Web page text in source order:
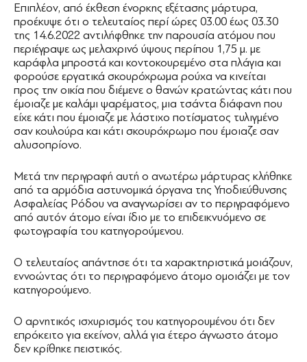
Επιπλέον, από έκθεση ένορκης εξέτασης μάρτυρα,
προέκυψε ότι ο τελευταίος περί ώρες 03.00 έως 03.30
της 14.6.2022 αντιλήφθηκε την παρουσία ατόμου που
περιέγραψε ως μελαχρινό ύψους περίπου 1,75 μ. με
καράφλα μπροστά και κοντοκουρεμένο στα πλάγια και
φορούσε εργατικά σκουρόχρωμα ρούχα να κινείται
προς την οικία που διέμενε ο θανών κρατώντας κάτι που
έμοιαζε με καλάμι ψαρέματος, μια τσάντα διάφανη που
είχε κάτι που έμοιαζε με λάστιχο ποτίσματος τυλιγμένο
σαν κουλούρα και κάτι σκουρόχρωμο που έμοιαζε σαν
αλυσοπρίονο.
Μετά την περιγραφή αυτή ο ανωτέρω μάρτυρας κλήθηκε
από τα αρμόδια αστυνομικά όργανα της Υποδιεύθυνσης
Ασφαλείας Ρόδου να αναγνωρίσει αν το περιγραφόμενο
από αυτόν άτομο είναι ίδιο με το επιδεικνυόμενο σε
φωτογραφία του κατηγορούμενου.
Ο τελευταίος απάντησε ότι τα χαρακτηριστικά μοιάζουν,
εννοώντας ότι το περιγραφόμενο άτομο ομοιάζει με τον
κατηγορούμενο.
Ο αρνητικός ισχυρισμός του κατηγορουμένου ότι δεν
επρόκειτο για εκείνον, αλλά για έτερο άγνωστο άτομο
δεν κρίθηκε πειστικός.